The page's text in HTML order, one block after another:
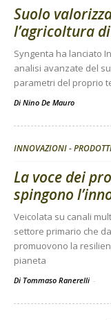
Suolo
l’agricoltura
Syngenta ha lanciato
analisi avanzate del
parametri del proprio
Di Nino De Mauro
INNOVAZIONI -
La voce dei
spingono
Veicolata su canali
settore primario che
promuovono la
pianeta
Di Tommaso Ranerelli -